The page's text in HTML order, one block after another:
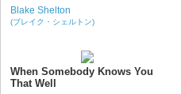
Blake Shelton
(ブレイク・シェルトン)
When Somebody Knows You
That Well